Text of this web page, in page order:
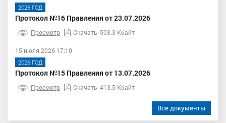
2026 ГОД
Протокол №16 Правления от 23.07.2026
Просмотр Скачать 503.3 Кбайт
15 июля 2026 17:10
2026 ГОД
Протокол №15 Правления от 13.07.2026
Просмотр Скачать 413.5 Кбайт
Все документы